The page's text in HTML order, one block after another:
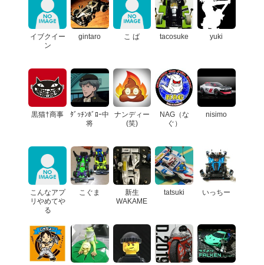
イブクイー
ン
gintaro こ ば tacosuke yuki
黒猫†商事
ﾀﾞｯﾁﾝﾎﾞﾛｰ中
将
ナンディー
(笑)
NAG（な
ぐ）
nisimo
こんなアプ
リやめてや
る
こぐま
新生
WAKAME
tatsuki いっちー